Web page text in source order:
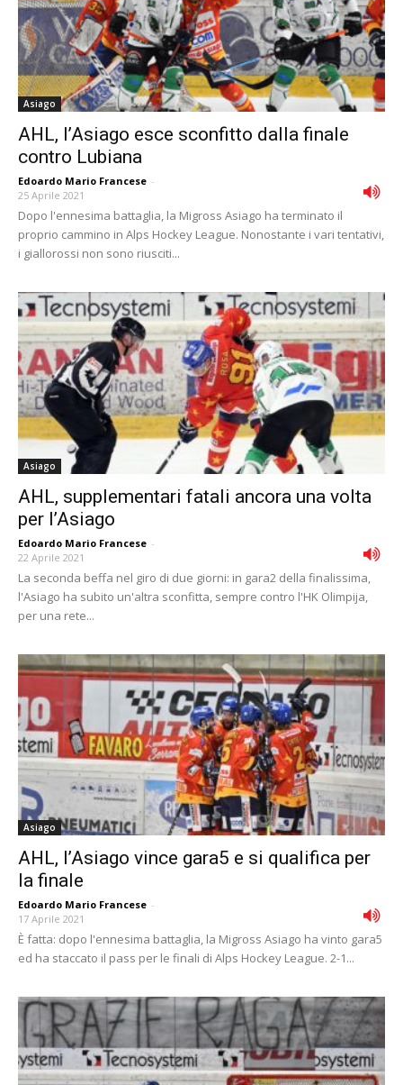
Asiago
AHL, l’Asiago esce sconfitto dalla finale
contro Lubiana
Edoardo Mario Francese -
25 Aprile 2021
Dopo l'ennesima battaglia, la Migross Asiago ha terminato il
proprio cammino in Alps Hockey League. Nonostante i vari tentativi,
i giallorossi non sono riusciti...
Asiago
AHL, supplementari fatali ancora una volta
per l’Asiago
Edoardo Mario Francese -
22 Aprile 2021
La seconda beffa nel giro di due giorni: in gara2 della finalissima,
l'Asiago ha subito un'altra sconfitta, sempre contro l'HK Olimpija,
per una rete...
Asiago
AHL, l’Asiago vince gara5 e si qualifica per
la finale
Edoardo Mario Francese -
17 Aprile 2021
È fatta: dopo l'ennesima battaglia, la Migross Asiago ha vinto gara5
ed ha staccato il pass per le finali di Alps Hockey League. 2-1...